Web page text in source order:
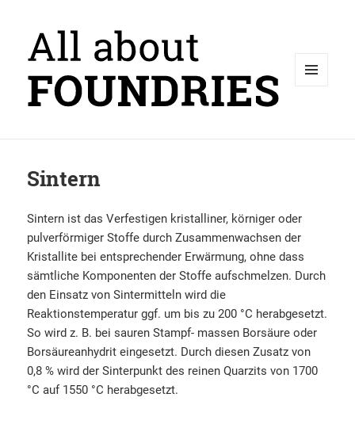
Sintern
Sintern ist das Verfestigen kristalliner, körniger oder
pulverförmiger Stoffe durch Zusammenwachsen der
Kristallite bei entsprechender Erwärmung, ohne dass
sämtliche Komponenten der Stoffe aufschmelzen. Durch
den Einsatz von Sintermitteln wird die
Reaktionstemperatur ggf. um bis zu 200 °C herabgesetzt.
So wird z. B. bei sauren Stampf- massen Borsäure oder
Borsäureanhydrit eingesetzt. Durch diesen Zusatz von
0,8 % wird der Sinterpunkt des reinen Quarzits von 1700
°C auf 1550 °C herabgesetzt.